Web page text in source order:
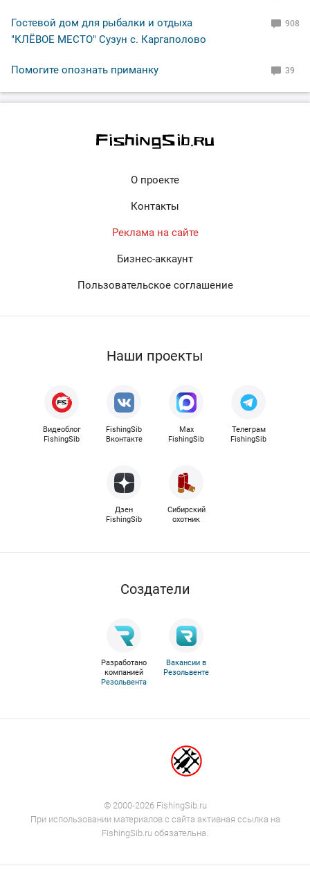
Гостевой дом для рыбалки и отдыха
"КЛЁВОЕ МЕСТО" Сузун с. Каргаполово
908
Помогите опознать приманку 39
О проекте
Контакты
Реклама на сайте
Бизнес-аккаунт
Пользовательское соглашение
Наши проекты
Видеоблог
FishingSib
FishingSib
Вконтакте
Max
FishingSib
Телеграм
FishingSib
Дзен
FishingSib
Сибирский
охотник
Cоздатели
Разработано
компанией
Резольвента
Вакансии в
Резольвенте
© 2000-2026 FishingSib.ru
При использовании материалов с сайта активная ссылка на
FishingSib.ru обязательна.